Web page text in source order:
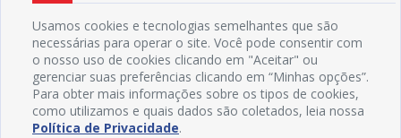
Usamos cookies e tecnologias semelhantes que são
necessárias para operar o site. Você pode consentir com
o nosso uso de cookies clicando em "Aceitar" ou
gerenciar suas preferências clicando em “Minhas opções”.
Para obter mais informações sobre os tipos de cookies,
como utilizamos e quais dados são coletados, leia nossa
Política de Privacidade.